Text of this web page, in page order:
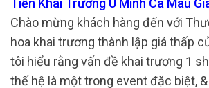
Chào mừng khách hàng đến với
hoa khai trương thành lập giá thấp
tôi hiểu rằng vấn đề khai trương 1
thế hệ là một trong event đặc biệt,